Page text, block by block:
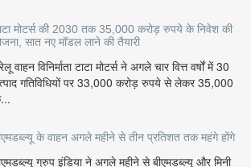
मोटर्स की 2030 तक 35,000 करोड़ रुपये के निवेश की
सात नए मॉडल लाने की तैयारी
वाहन विनिर्माता टाटा मोटर्स ने अगले चार वित्त वर्षों में 30
गतिविधियों पर 33,000 करोड़ रुपये से लेकर 35,000
के वाहन अगले महीने से तीन प्रतिशत तक महंगे होंगे
ग्रुप इंडिया ने अगले महीने से बीएमडब्ल्यू और मिनी